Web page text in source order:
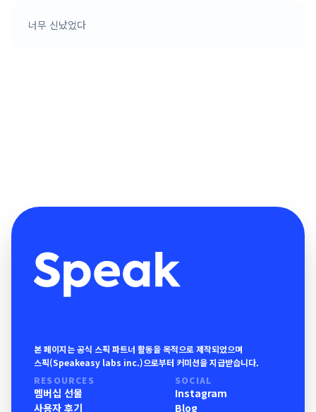
너무 신났었다
본 페이지는 공식 스픽 파트너 활동을 목적으로 제작되었으며
스픽(Speakeasy labs inc.)으로부터 커미션을 지급받습니다.
RESOURCES
멤버십 선물
사용자 후기
SOCIAL
Instagram
Blog